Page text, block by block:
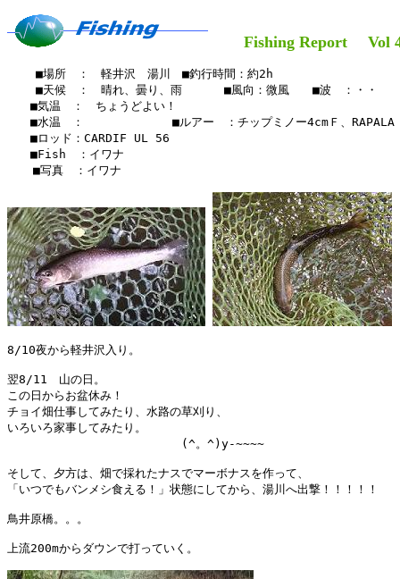
Fishing Report Vol
    ■場所　：　軽井沢　湯川　■釣行時間：約2h
    ■天候　：　晴れ、曇り、雨　　 　■風向：微風　　■波　：・・
■気温　：　ちょうどよい！
■水温　：　　　　　 　　■ルアー　：チップミノー4cmＦ、RAPALA
■ロッド：CARDIF UL 56
■Fish　：イワナ
  　■写真　：イワナ
8/10夜から軽井沢入り。
翌8/11　山の日。
この日からお盆休み！
チョイ畑仕事してみたり、水路の草刈り、
いろいろ家事してみたり。
(^。^)y-~~~~
そして、夕方は、畑で採れたナスでマーボナスを作って、
「いつでもバンメシ食える！」状態にしてから、湯川へ出撃！！！！！
鳥井原橋。。。
上流200mからダウンで打っていく。